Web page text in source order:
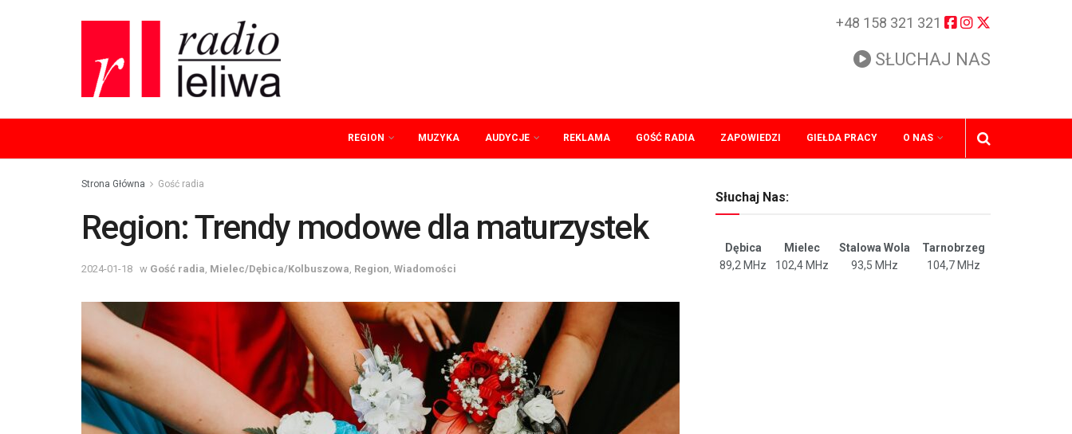
+48 158 321 321
SŁUCHAJ NAS
REGION MUZYKA AUDYCJE REKLAMA GOŚĆ RADIA ZAPOWIEDZI GIEŁDA PRACY O NAS
Strona Główna Gość radia
Region: Trendy modowe dla maturzystek
2024-01-18 w Gość radia Mielec/Dębica/Kolbuszowa Region Wiadomości
Słuchaj Nas:
Dębica Mielec Stalowa Wola
Tarnobrzeg
89,2 MHz
102,4 MHz 93,5 MHz 104,7 MHz